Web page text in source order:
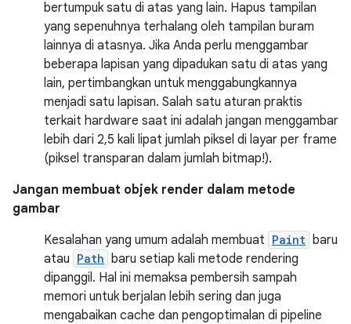
bertumpuk satu di atas yang lain. Hapus tampilan
yang sepenuhnya terhalang oleh tampilan buram
lainnya di atasnya. Jika Anda perlu menggambar
beberapa lapisan yang dipadukan satu di atas yang
lain, pertimbangkan untuk menggabungkannya
menjadi satu lapisan. Salah satu aturan praktis
terkait hardware saat ini adalah jangan menggambar
lebih dari 2,5 kali lipat jumlah piksel di layar per frame
(piksel transparan dalam jumlah bitmap!).
Jangan membuat objek render dalam metode
gambar
Kesalahan yang umum adalah membuat Paint baru
atau Path baru setiap kali metode rendering
dipanggil. Hal ini memaksa pembersih sampah
memori untuk berjalan lebih sering dan juga
mengabaikan cache dan pengoptimalan di pipeline